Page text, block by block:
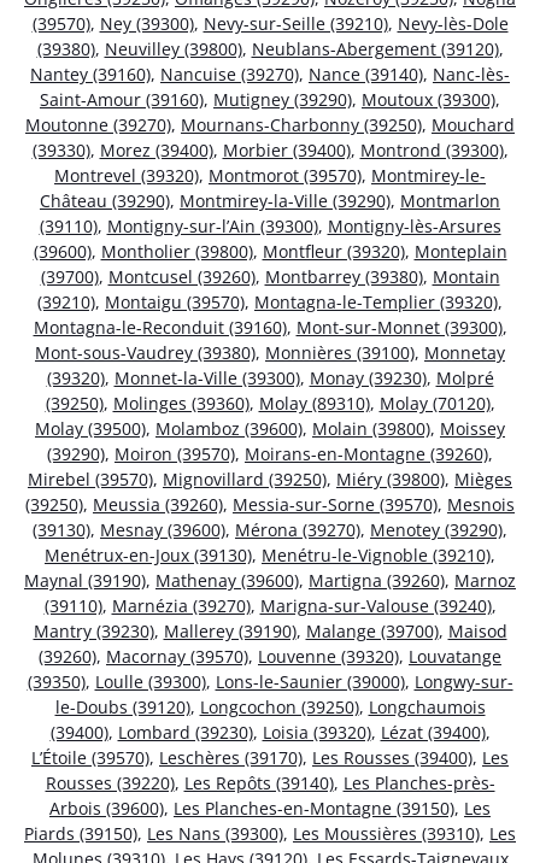
(39570), Ney (39300), Nevy-sur-Seille (39210), Nevy-lès-Dole
(39380), Neuvilley (39800), Neublans-Abergement (39120),
Nantey (39160), Nancuise (39270), Nance (39140), Nanc-lès-
Saint-Amour (39160), Mutigney (39290), Moutoux (39300),
Moutonne (39270), Mournans-Charbonny (39250), Mouchard
(39330), Morez (39400), Morbier (39400), Montrond (39300),
Montrevel (39320), Montmorot (39570), Montmirey-le-
Château (39290), Montmirey-la-Ville (39290), Montmarlon
(39110), Montigny-sur-l’Ain (39300), Montigny-lès-Arsures
(39600), Montholier (39800), Montfleur (39320), Monteplain
(39700), Montcusel (39260), Montbarrey (39380), Montain
(39210), Montaigu (39570), Montagna-le-Templier (39320),
Montagna-le-Reconduit (39160), Mont-sur-Monnet (39300),
Mont-sous-Vaudrey (39380), Monnières (39100), Monnetay
(39320), Monnet-la-Ville (39300), Monay (39230), Molpré
(39250), Molinges (39360), Molay (89310), Molay (70120),
Molay (39500), Molamboz (39600), Molain (39800), Moissey
(39290), Moiron (39570), Moirans-en-Montagne (39260),
Mirebel (39570), Mignovillard (39250), Miéry (39800), Mièges
(39250), Meussia (39260), Messia-sur-Sorne (39570), Mesnois
(39130), Mesnay (39600), Mérona (39270), Menotey (39290),
Menétrux-en-Joux (39130), Menétru-le-Vignoble (39210),
Maynal (39190), Mathenay (39600), Martigna (39260), Marnoz
(39110), Marnézia (39270), Marigna-sur-Valouse (39240),
Mantry (39230), Mallerey (39190), Malange (39700), Maisod
(39260), Macornay (39570), Louvenne (39320), Louvatange
(39350), Loulle (39300), Lons-le-Saunier (39000), Longwy-sur-
le-Doubs (39120), Longcochon (39250), Longchaumois
(39400), Lombard (39230), Loisia (39320), Lézat (39400),
L’Étoile (39570), Leschères (39170), Les Rousses (39400), Les
Rousses (39220), Les Repôts (39140), Les Planches-près-
Arbois (39600), Les Planches-en-Montagne (39150), Les
Piards (39150), Les Nans (39300), Les Moussières (39310), Les